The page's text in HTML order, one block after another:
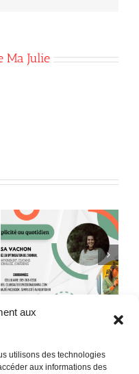
aux
utilisons des technologies
aux informations des
Ma Julie
Quelques citations de
Neale Donald Walsch